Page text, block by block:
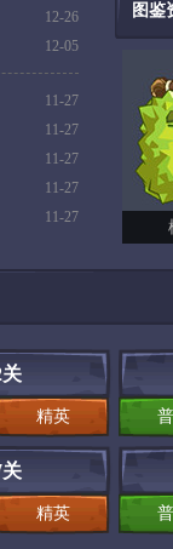
12-26
12-05
11-27
11-27
11-27
11-27
11-27
图鉴
精英
精英